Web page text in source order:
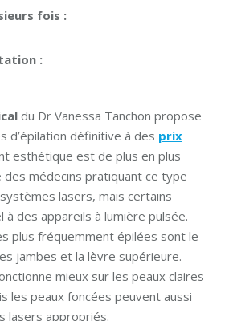
fois :
:
du Dr Vanessa Tanchon propose
d’épilation définitive à des prix
esthétique est de plus en plus
des médecins pratiquant ce type
lasers, mais certains
à des appareils à lumière pulsée.
plus fréquemment épilées sont le
jambes et la lèvre supérieure.
mieux sur les peaux claires
les peaux foncées peuvent aussi
lasers appropriés.